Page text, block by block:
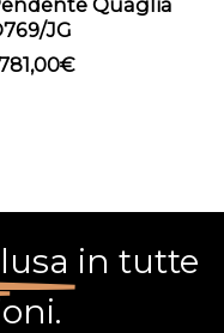
Quaglia
JG
€
in tutte